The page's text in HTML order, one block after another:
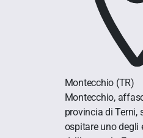
Montecchio (TR)
Montecchio,
provincia di Terni,
ospitare uno degli